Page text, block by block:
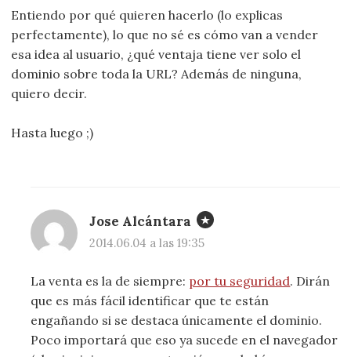
Entiendo por qué quieren hacerlo (lo explicas
perfectamente), lo que no sé es cómo van a vender
esa idea al usuario, ¿qué ventaja tiene ver solo el
dominio sobre toda la URL? Además de ninguna,
quiero decir.
Hasta luego ;)
Jose Alcántara
2014.06.04 a las 19:35
La venta es la de siempre: por tu seguridad. Dirán
que es más fácil identificar que te están
engañando si se destaca únicamente el dominio.
Poco importará que eso ya sucede en el navegador